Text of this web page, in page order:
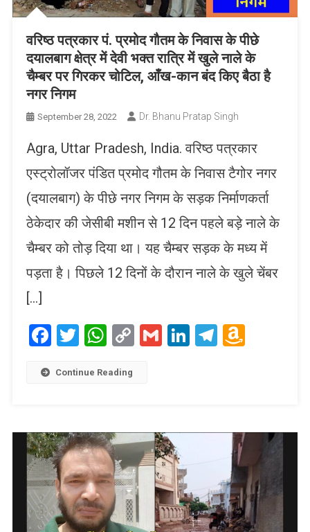
वरिष्ठ पत्रकार पं. प्रमोद गौतम के निवास के पीछे
दयालबाग क्षेत्र में देवी भक्त रात्रि में खुले नाले के
चैम्बर पर गिरकर चोटिल, आँख-कान बंद किए बैठा है
नगर निगम
September 28, 2022 Dr. Bhanu Pratap Singh
Agra, Uttar Pradesh, India. वरिष्ठ पत्रकार
एस्ट्रोलॉजर पंडित प्रमोद गौतम के निवास टैगोर नगर
(दयालबाग) के पीछे नगर निगम के सड़क निर्माणकर्ता
ठेकेदार की जेसीबी मशीन से 12 दिन पहले बड़े नाले के
चैम्बर को तोड़ दिया था। यह चैम्बर सड़क के मध्य में
पड़ता है। पिछले 12 दिनों के दौरान नाले के खुले चेंबर
[…]
Facebook
Twitter
WhatsApp
CopyGmailLinkedIn
Telegram
Continue Reading